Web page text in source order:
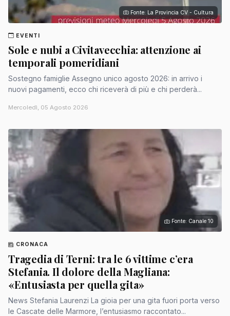
Fonte: La Provincia CV - Cultura
EVENTI
Sole e nubi a Civitavecchia: attenzione ai
temporali pomeridiani
Sostegno famiglie Assegno unico agosto 2026: in arrivo i
nuovi pagamenti, ecco chi riceverà di più e chi perderà...
Mercoledì, 05 Agosto 2026
Fonte: Canale 10
CRONACA
Tragedia di Terni: tra le 6 vittime c’era
Stefania. Il dolore della Magliana:
«Entusiasta per quella gita»
News Stefania Laurenzi La gioia per una gita fuori porta verso
le Cascate delle Marmore, l’entusiasmo raccontato...